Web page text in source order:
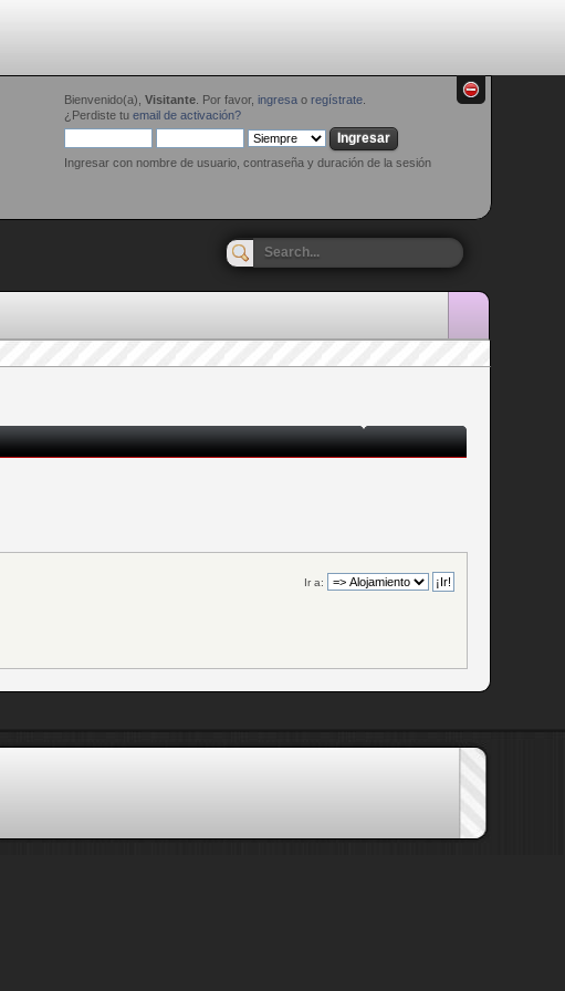
Bienvenido(a), Visitante. Por favor, ingresao regístrate.
¿Perdiste tu email de activación?
Ingresar con nombre de usuario, contraseña y duración de la sesión
Ir a: